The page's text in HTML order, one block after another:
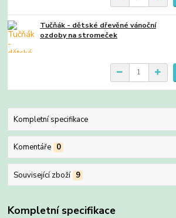
Tučňák - dětské dřevěné vánoční
ozdoby na stromeček
Kompletní specifikace
Komentáře 0
Související zboží 9
Kompletní specifikace